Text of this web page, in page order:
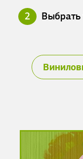
2 Выбрать